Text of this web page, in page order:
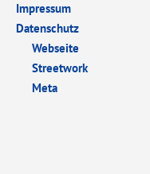
Impressum
Datenschutz
Webseite
Streetwork
Meta